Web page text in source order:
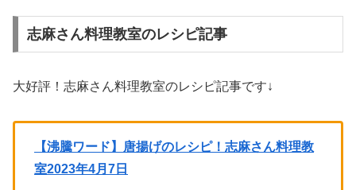
志麻さん料理教室のレシピ記事
大好評！志麻さん料理教室のレシピ記事です↓
【沸騰ワード】唐揚げのレシピ！志麻さん料理教
室2023年4月7日